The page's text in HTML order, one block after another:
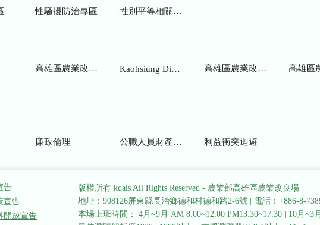
性騷擾防治專區 性別平等相關網站
高雄區農業改良場研究彙報 Kaohsiung District Agricultural Research and Extension Station 高雄區農業改良場年報 高雄區
廉政倫理 公職人員財產申報 利益衝突迴避
告
宣告
開放宣告
版權所有 kdais All Rights Reserved - 農業部高雄區農業改良場
地址：908126屏東縣長治鄉德和村德和路2-6號
電話：+886-8-
本場上班時間： 4月~9月 AM 8:00~12:00 PM13:30~17:30
10月~3